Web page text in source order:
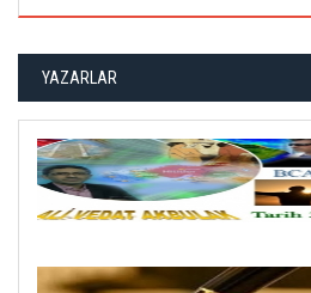
YAZARLAR